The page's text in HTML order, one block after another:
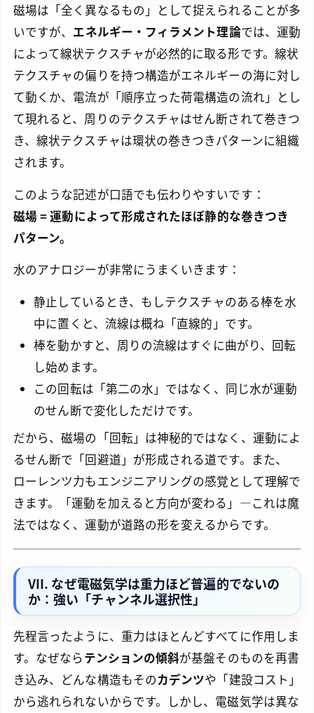
磁場は「全く異なるもの」として捉えられることが多
いですが、 エネルギー・フィラメント理論では、運動
によって線状テクスチャが必然的に取る形です。線状
テクスチャの偏りを持つ構造がエネルギーの海に対し
て動くか、電流が「順序立った荷電構造の流れ」とし
て現れると、周りのテクスチャはせん断されて巻きつ
き、線状テクスチャは環状の巻きつきパターンに組織
されます。
このような記述が口語でも伝わりやすいです：
磁場 = 運動によって形成されたほぼ静的な巻きつき
パターン。
水のアナロジーが非常にうまくいきます：
静止しているとき、もしテクスチャのある棒を水
中に置くと、流線は概ね「直線的」です。
棒を動かすと、周りの流線はすぐに曲がり、回転
し始めます。
この回転は「第二の水」ではなく、同じ水が運動
のせん断で変化しただけです。
だから、磁場の「回転」は神秘的ではなく、運動によ
るせん断で「回避道」が形成される道です。また、
ローレンツ力もエンジニアリングの感覚として理解で
きます。「運動を加えると方向が変わる」—これは魔
法ではなく、運動が道路の形を変えるからです。
VII. なぜ電磁気学は重力ほど普遍的でないの
か：強い「チャンネル選択性」
先程言ったように、重力はほとんどすべてに作用しま
す。なぜなら テンションの傾斜が基盤そのものを再書
き込み、どんな構造もそのカデンツや「建設コスト」
から逃れられないからです。しかし、電磁気学は異な